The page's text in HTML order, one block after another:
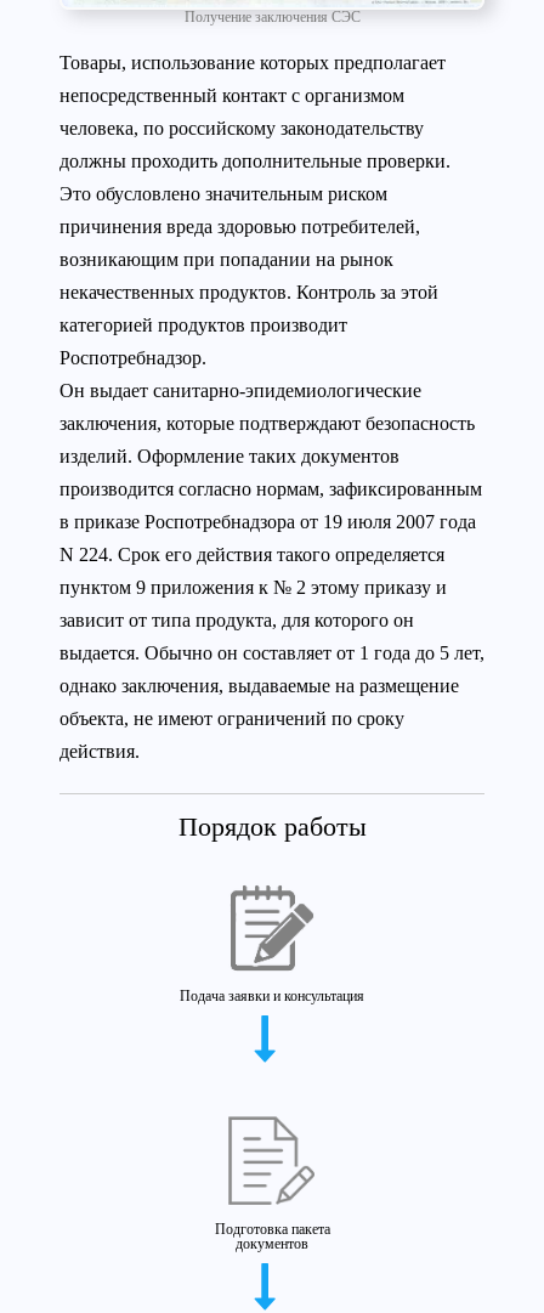
Получение заключения СЭС
Товары, использование которых предполагает
непосредственный контакт с организмом
человека, по российскому законодательству
должны проходить дополнительные проверки.
Это обусловлено значительным риском
причинения вреда здоровью потребителей,
возникающим при попадании на рынок
некачественных продуктов. Контроль за этой
категорией продуктов производит
Роспотребнадзор.
Он выдает санитарно-эпидемиологические
заключения, которые подтверждают безопасность
изделий. Оформление таких документов
производится согласно нормам, зафиксированным
в приказе Роспотребнадзора от 19 июля 2007 года
N 224. Срок его действия такого определяется
пунктом 9 приложения к № 2 этому приказу и
зависит от типа продукта, для которого он
выдается. Обычно он составляет от 1 года до 5 лет,
однако заключения, выдаваемые на размещение
объекта, не имеют ограничений по сроку
действия.
Порядок работы
Подача заявки и консультация
Подготовка пакета
документов